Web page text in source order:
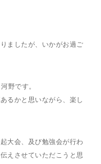
ましたが、いかがお過ご
野です。
るかと思いながら、楽し
大会、及び勉強会が行わ
えさせていただこうと思